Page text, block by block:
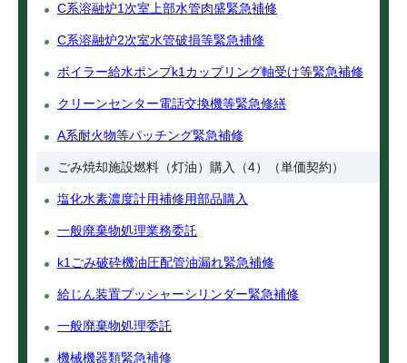
C系溶融炉1次室上部水管肉盛緊急補修
C系溶融炉2次室水管破損等緊急補修
ボイラー給水ポンプk1カップリング軸受け等緊急補修
クリーンセンター電話交換機等緊急修繕
A系耐火物等パッチング緊急補修
ごみ焼却施設燃料（灯油）購入（4）（単価契約）
塩化水素濃度計用補修用部品購入
一般廃棄物処理業務委託
k1ごみ破砕機油圧配管油漏れ緊急補修
給じん装置プッシャーシリンダー緊急補修
一般廃棄物処理委託
機械機器類緊急補修